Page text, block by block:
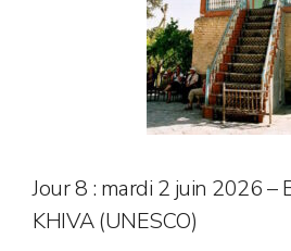
Jour 8 : mardi 2 juin 2026 –
KHIVA (UNESCO)